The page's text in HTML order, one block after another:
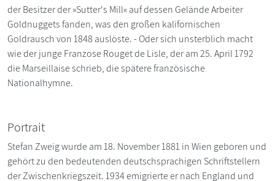
der Besitzer der »Sutter's Mill« auf dessen Gelände Arbeiter
Goldnuggets fanden, was den großen kalifornischen
Goldrausch von 1848 auslöste. - Oder sich unsterblich macht
wie der junge Franzose Rouget de Lisle, der am 25. April 1792
die Marseillaise schrieb, die spätere französische
Nationalhymne.
Portrait
Stefan Zweig wurde am 18. November 1881 in Wien geboren und
gehört zu den bedeutenden deutschsprachigen Schriftstellern
der Zwischenkriegszeit. 1934 emigrierte er nach England und